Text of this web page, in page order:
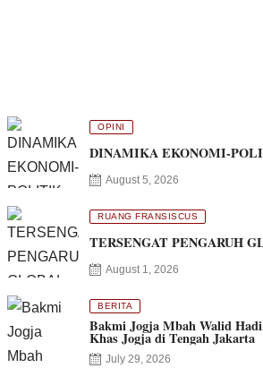
OPINI
DINAMIKA EKONOMI-
August 5, 2026
RUANG FRANSISCUS
TERSENGAT PENGARUH
August 1, 2026
BERITA
Bakmi Jogja Mbah Walid
Khas Jogja di Tengah Jakarta
July 29, 2026